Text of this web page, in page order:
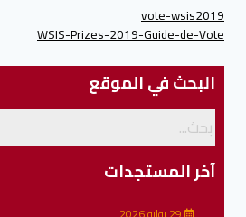
vote-wsis2019
WSIS-Prizes-2019-Guide-de-Vote
البحث في الموقع
آخر المستجدات